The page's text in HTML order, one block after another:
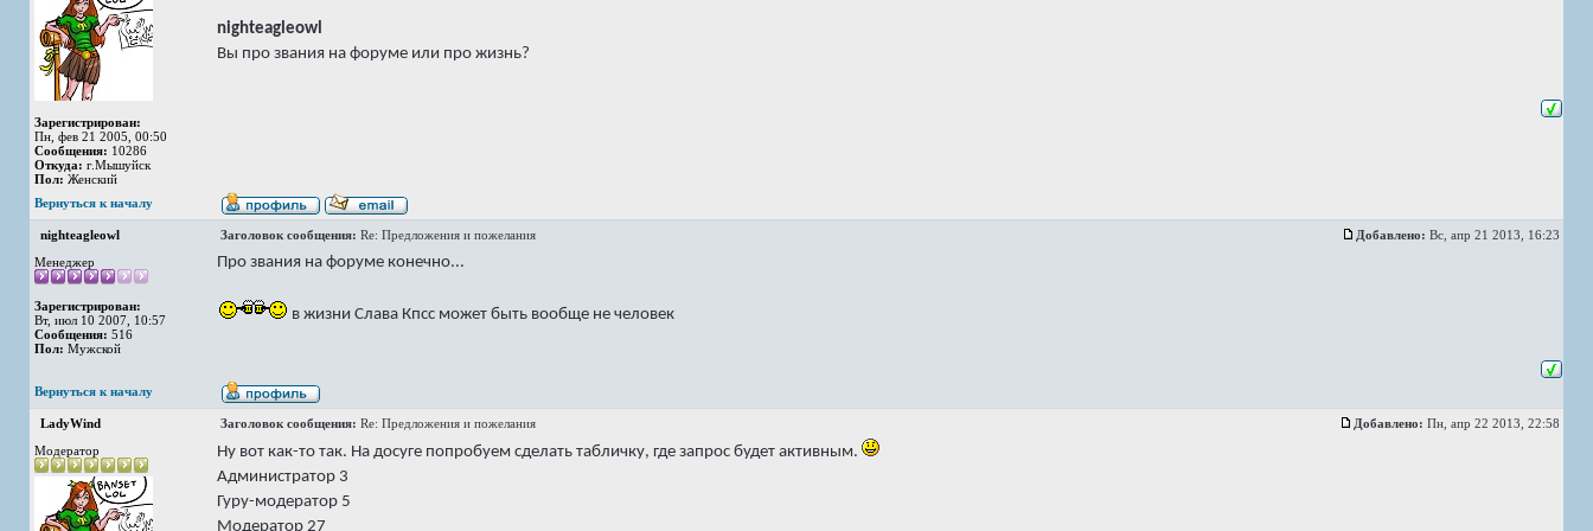
Зарегистрирован:
Пн, фев 21 2005, 00:50
Сообщения: 10286
Откуда: г.Мышуйск
Пол: Женский
nighteagleowl
Вы про звания на форуме или про жизнь?
Вернуться к началу
nighteagleowl Заголовок сообщения: Re: Предложения и пожелания Добавлено: Вс, апр 21 2013, 16:23
Менеджер
Зарегистрирован:
Вт, июл 10 2007, 10:57
Сообщения: 516
Пол: Мужской
Про звания на форуме конечно...
в жизни Слава Кпсс может быть вообще не человек
Вернуться к началу
LadyWind Заголовок сообщения: Re: Предложения и пожелания Добавлено: Пн, апр 22 2013, 22:58
Модератор
Ну вот как-то так. На досуге попробуем сделать табличку, где запрос будет активным.
Администратор 3
Гуру-модератор 5
Модератор 27